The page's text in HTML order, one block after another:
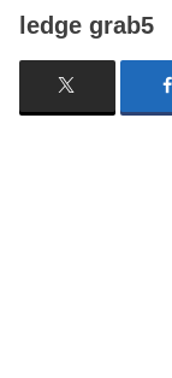
ledge grab5